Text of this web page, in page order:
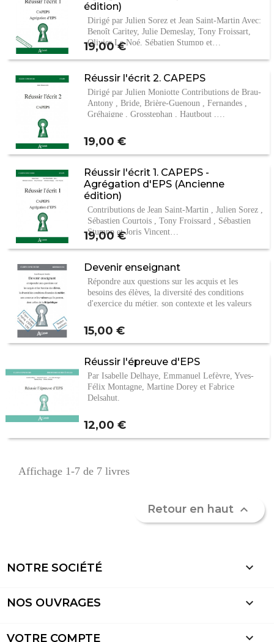
édition)
Dirigé par Julien Sorez et Jean Saint-Martin Avec:
Benoît Caritey, Julie Demeslay, Tony Froissart,
Olivier Le Noé, Sébatien Stumpp et…
Prix
19,00 €
Réussir l'écrit 2. CAPEPS
Dirigé par Julien Moniotte Contributions de Brau-
Antony , Bride, Brière-Guenoun , Fernandes ,
Gréhaigne , Grosstephan , Hautbout ,…
Prix
19,00 €
Réussir l'écrit 1. CAPEPS -
Agrégation d'EPS (Ancienne
édition)
Contributions de Jean Saint-Martin , Julien Sorez ,
Sébastien Courtois , Tony Froissard , Sébastien
Stumpp et Joris Vincent…
Prix
19,00 €
Devenir enseignant
Répondre aux questions sur les acquis et les
besoins des élèves, la diversité des conditions
d'exercice du métier, son contexte et les valeurs
Prix
15,00 €
Réussir l'épreuve d'EPS
Par Isabelle Delhaye, Emmanuel Lefèvre, Yves-
Félix Montagne, Martine Dorey et Fabrice
Delsahut.
Prix
12,00 €
Affichage 1-7 de 7 livres
Retour en haut 
NOTRE SOCIÉTÉ 
NOS OUVRAGES 
VOTRE COMPTE 